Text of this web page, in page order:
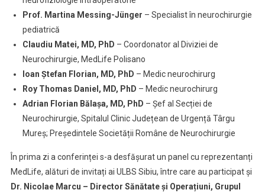
Prof. Martina Messing-Jünger – Specialist în neurochirurgie
pediatrică
Claudiu Matei, MD, PhD – Coordonator al Diviziei de
Neurochirurgie, MedLife Polisano
Ioan Ștefan Florian, MD, PhD – Medic neurochirurg
Roy Thomas Daniel, MD, PhD – Medic neurochirurg
Adrian Florian Bălașa, MD, PhD – Șef al Secției de
Neurochirurgie, Spitalul Clinic Județean de Urgență Târgu
Mureș; Președintele Societății Române de Neurochirurgie
În prima zi a conferinței s-a desfășurat un panel cu reprezentanți
MedLife, alături de invitați ai ULBS Sibiu, între care au participat și
Dr. Nicolae Marcu – Director Sănătate și Operațiuni, Grupul